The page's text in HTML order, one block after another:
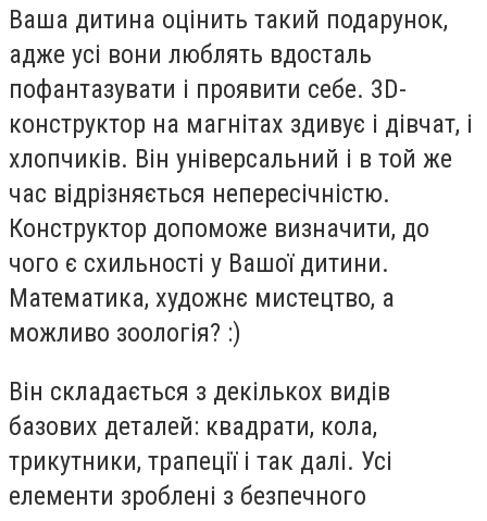
Ваша дитина оцінить такий подарунок,
адже усі вони люблять вдосталь
пофантазувати і проявити себе. 3D-
конструктор на магнітах здивує і дівчат, і
хлопчиків. Він універсальний і в той же
час відрізняється непересічністю.
Конструктор допоможе визначити, до
чого є схильності у Вашої дитини.
Математика, художнє мистецтво, а
можливо зоологія? :)
Він складається з декількох видів
базових деталей: квадрати, кола,
трикутники, трапеції і так далі. Усі
елементи зроблені з безпечного